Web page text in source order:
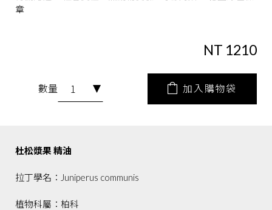
章
NT 1210
數量 加入購物袋
杜松漿果 精油
拉丁學名：Juniperus communis
植物科屬：柏科